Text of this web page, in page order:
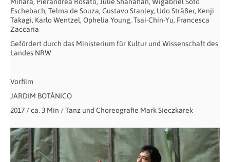
Mihara, Pierandrea Rosato, Julie Shanahan, Wigabriel Soto
Eschebach, Telma de Souza, Gustavo Stanley, Udo Sträßer, Kenji
Takagi, Karlo Wentzel, Ophelia Young, Tsai-Chin-Yu, Francesca
Zaccaria
Gefördert durch das Ministerium für Kultur und Wissenschaft des
Landes NRW
Vorfilm
JARDIM BOTÁNICO
2017 / ca. 3 Min / Tanz und Choreografie Mark Sieczkarek